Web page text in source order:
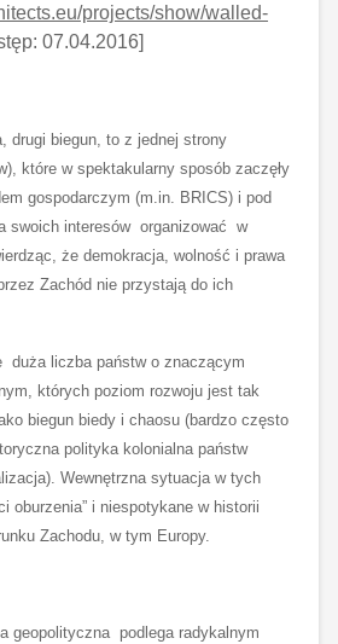
projects/show/walled-
07.04.2016]
drugi biegun, to z jednej strony
które w spektakularny sposób zaczęły
gospodarczym (m.in. BRICS) i pod
swoich interesów organizować w
że demokracja, wolność i prawa
Zachód nie przystają do ich
duża liczba państw o znaczącym
których poziom rozwoju jest tak
biegun biedy i chaosu (bardzo często
polityka kolonialna państw
Wewnętrzna sytuacja w tych
oburzenia” i niespotykane w historii
Zachodu, w tym Europy.
geopolityczna podlega radykalnym